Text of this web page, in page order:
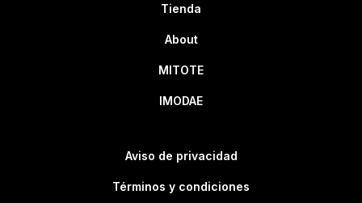
Tienda
About
MITOTE
IMODAE
Aviso de privacidad
Términos y condiciones